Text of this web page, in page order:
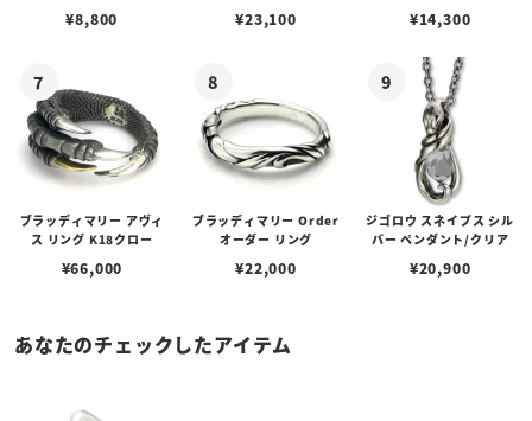
¥8,800 ¥23,100 ¥14,300
ブラッディマリー アヴィ
ス リング K18クロー
¥66,000
ブラッディマリー Order
オーダー リング
¥22,000
ジゴロウ スネイプス シル
バー ペンダント/クリア
¥20,900
あなたのチェックしたアイテム